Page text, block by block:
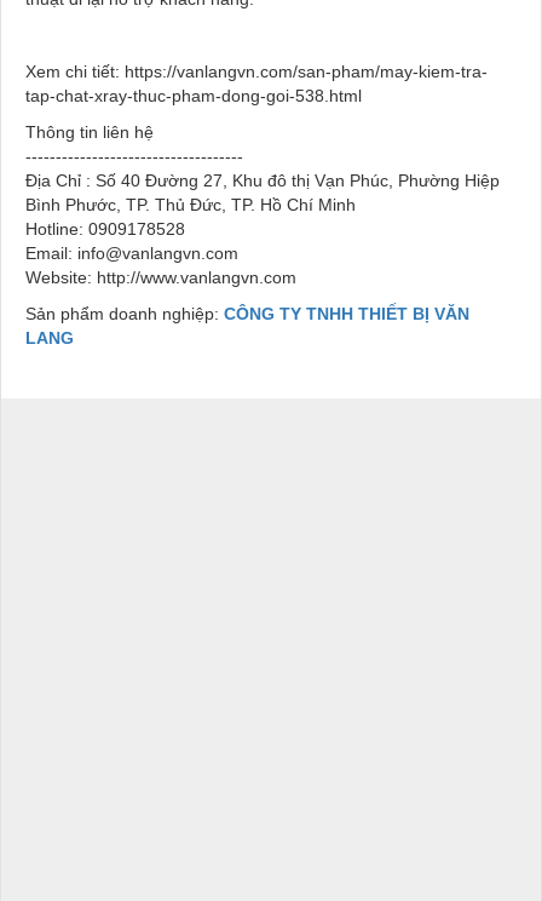
Xem chi tiết: https://vanlangvn.com/san-pham/may-kiem-tra-
tap-chat-xray-thuc-pham-dong-goi-538.html
Thông tin liên hệ
------------------------------------
Địa Chỉ : Số 40 Đường 27, Khu đô thị Vạn Phúc, Phường Hiệp
Bình Phước, TP. Thủ Đức, TP. Hồ Chí Minh
Hotline: 0909178528
Email: info@vanlangvn.com
Website: http://www.vanlangvn.com
Sản phẩm doanh nghiệp: CÔNG TY TNHH THIẾT BỊ VĂN
LANG